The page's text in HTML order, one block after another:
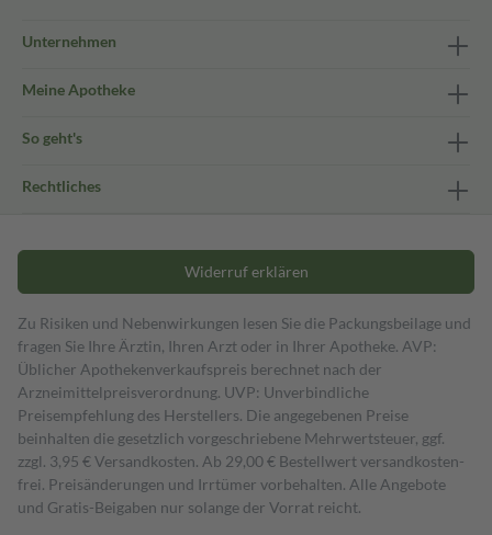
Unternehmen
Meine Apotheke
So geht's
Rechtliches
Widerruf erklären
Zu Risiken und Nebenwirkungen lesen Sie die Packungsbeilage und
fragen Sie Ihre Ärztin, Ihren Arzt oder in Ihrer Apotheke. AVP:
Üblicher Apothekenverkaufspreis berechnet nach der
Arzneimittelpreisverordnung. UVP: Unverbindliche
Preisempfehlung des Herstellers. Die angegebenen Preise
beinhalten die gesetzlich vorgeschriebene Mehrwertsteuer, ggf.
zzgl. 3,95 € Versandkosten. Ab 29,00 € Bestell­wert versand­kosten­
frei. Preisänderungen und Irrtümer vorbehalten. Alle Angebote
und Gratis-Beigaben nur solange der Vorrat reicht.